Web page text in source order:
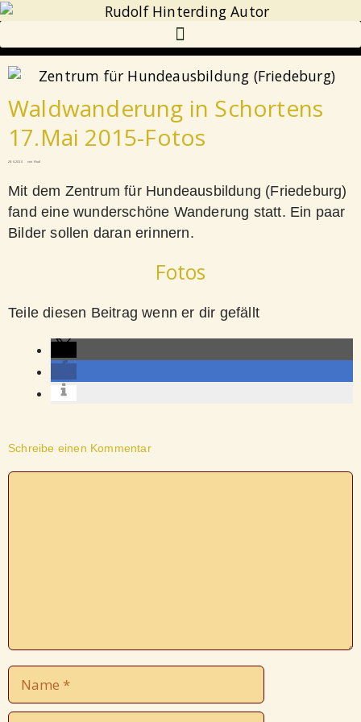
Waldwanderung in Schortens
17.Mai 2015-Fotos
29.5.2015 von Rudi
Mit dem Zentrum für Hundeausbildung (Friedeburg)
fand eine wunderschöne Wanderung statt. Ein paar
Bilder sollen daran erinnern.
Fotos
Teile diesen Beitrag wenn er dir gefällt
Schreibe einen Kommentar